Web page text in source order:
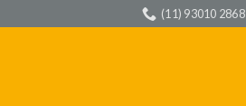
(11) 93010 2868